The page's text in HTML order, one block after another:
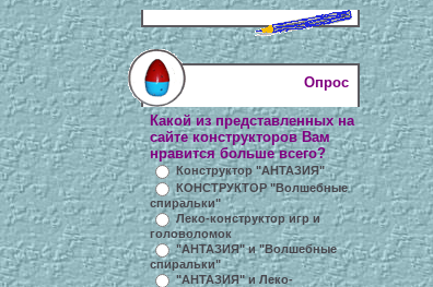
Опрос
Какой из представленных на
сайте конструкторов Вам
нравится больше всего?
Конструктор "АНТАЗИЯ"
КОНСТРУКТОР "Волшебные
спиральки"
Леко-конструктор игр и
головоломок
"АНТАЗИЯ" и "Волшебные
спиральки"
"АНТАЗИЯ" и Леко-